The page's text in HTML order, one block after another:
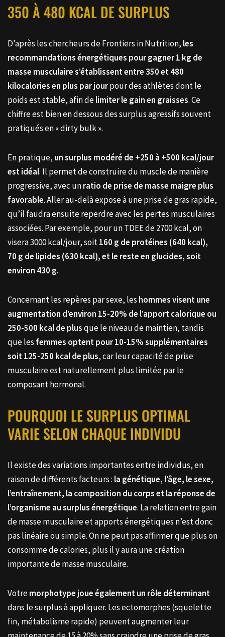
350 À 480 KCAL DE SURPLUS
D’après les chercheurs de Frontiers in Nutrition, les
recommandations énergétiques pour gagner 1 kg de
masse musculaire s’établissent entre 350 et 480
kilocalories en plus par jourpour des athlètes dont le
poids est stable, afin delimiter le gain en graisses. Ce
chiffre est bien en dessous des surplus agressifs souvent
pratiqués en « dirty bulk ».
En pratique, un surplus modéré de +250 à +500 kcal/jour
est idéal. Il permet de construire du muscle de manière
progressive, avec unratio de prise de masse maigre plus
favorable. Aller au-delà expose à une prise de gras rapide,
qu’il faudra ensuite reperdre avec les pertes musculaires
associées. Par exemple, pour un TDEE de 2700 kcal, on
visera 3000 kcal/jour, soit160 g de protéines (640 kcal),
70 g de lipides (630 kcal), et le reste en glucides, soit
environ 430 g.
Concernant les repères par sexe, les hommes visent une
augmentation d’environ 15-20% de l’apport calorique ou
250-500 kcal de plusque le niveau de maintien, tandis
que les femmes optent pour 10-15% supplémentaires
soit 125-250 kcal de plus, car leur capacité de prise
musculaire est naturellement plus limitée par le
composant hormonal.
POURQUOI LE SURPLUS OPTIMAL
VARIE SELON CHAQUE INDIVIDU
Il existe des variations importantes entre individus, en
raison de différents facteurs : la génétique, l’âge, le sexe,
l’entraînement, la composition du corps et la réponse de
l’organisme au surplus énergétique. La relation entre gain
de masse musculaire et apports énergétiques n’est donc
pas linéaire ou simple. On ne peut pas affirmer que plus on
consomme de calories, plus il y aura une création
importante de masse musculaire.
Votremorphotype joue également un rôle déterminant
dans le surplus à appliquer. Les ectomorphes (squelette
fin, métabolisme rapide) peuvent augmenter leur